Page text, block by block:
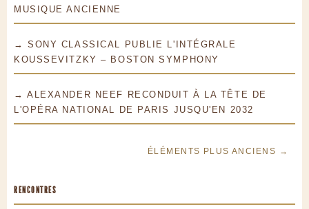
MUSIQUE ANCIENNE
→ SONY CLASSICAL PUBLIE L'INTÉGRALE
KOUSSEVITZKY – BOSTON SYMPHONY
→ ALEXANDER NEEF RECONDUIT À LA TÊTE DE
L'OPÉRA NATIONAL DE PARIS JUSQU'EN 2032
ÉLÉMENTS PLUS ANCIENS →
RENCONTRES